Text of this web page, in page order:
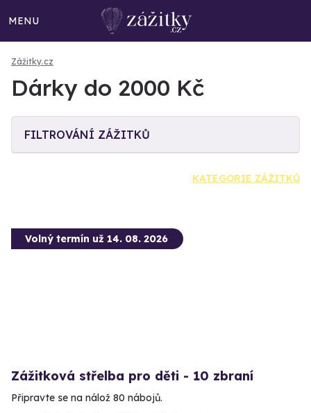
MENU
Zážitky.cz
Dárky do 2000 Kč
FILTROVÁNÍ ZÁŽITKŮ
KATEGORIE ZÁŽITKŮ
Volný termín už 14. 08. 2026
Zážitková střelba pro děti - 10 zbraní
Připravte se na nálož 80 nábojů.